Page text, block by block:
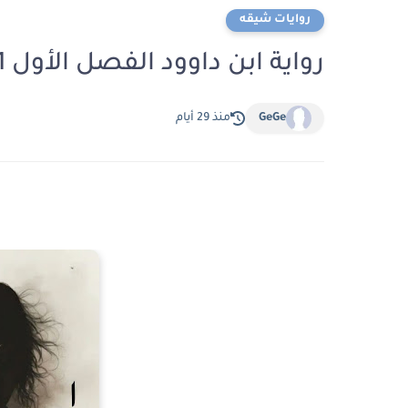
روايات شيقه
رواية ابن داوود الفصل الأول 1 بقلم فاتن أسامة
GeGe منذ 29 أيام